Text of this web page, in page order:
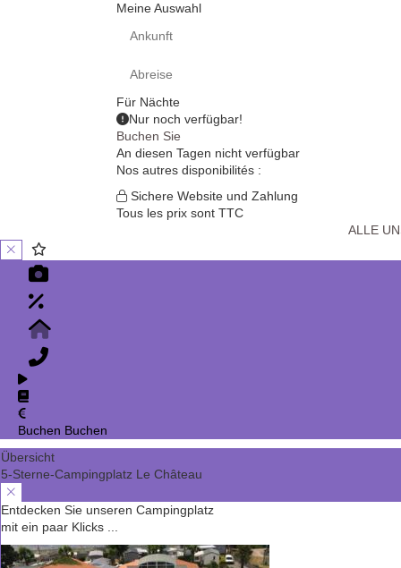
Meine Auswahl
Für Nächte
Nur noch verfügbar!
Buchen Sie
An diesen Tagen nicht verfügbar
Nos autres disponibilités :
Sichere Website und Zahlung
Tous les prix sont TTC
ALLE
Buchen Buchen
Übersicht
5-Sterne-Campingplatz Le Château
Entdecken Sie unseren Campingplatz
mit ein paar Klicks ...